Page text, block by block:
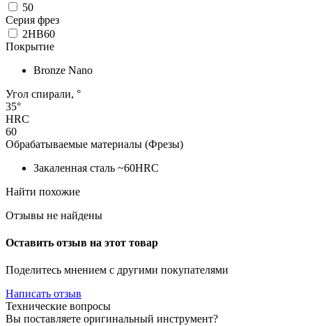
50
Серия фрез
2HB60
Покрытие
Bronze Nano
Угол спирали, °
35°
HRC
60
Обрабатываемые материалы (Фрезы)
Закаленная сталь ~60HRC
Найти похожие
Отзывы не найдены
Оставить отзыв на этот товар
Поделитесь мнением с другими покупателями
Написать отзыв
Технические вопросы
Вы поставляете оригинальный инструмент?